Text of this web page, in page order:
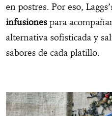
en postres. Por eso,
infusiones para
alternativa sofisticada y
sabores de cada platillo.